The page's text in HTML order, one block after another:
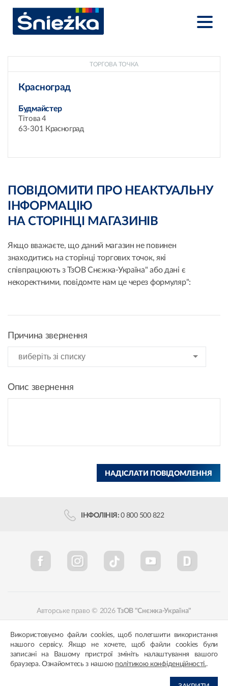
ТОРГОВА ТОЧКА
Красноград
Будмайстер
Тітова 4
63-301 Красноград
ПОВІДОМИТИ ПРО НЕАКТУАЛЬНУ
ІНФОРМАЦІЮ
НА СТОРІНЦІ МАГАЗИНІВ
Якщо вважаєте, що даний магазин не повинен
знаходитись на сторінці торгових точок, які
співпрацюють з ТзОВ Снєжка-Україна" або дані є
некоректними, повідомте нам це через формуляр":
Причина звернення
Опис звернення
НАДІСЛАТИ ПОВІДОМЛЕННЯ
ІНФОЛІНІЯ: 0 800 500 822
Авторське право © 2026ТзОВ "Снєжка-Україна"
Політика конфіденційності Відповідність кольорів
Використовуємо файли cookies, щоб полегшити використання
нашого сервісу. Якщо не хочете, щоб файли cookies були
записані на Вашому пристрої змініть налаштування вашого
браузера. Ознайомтесь з нашою політикою конфіденційності..